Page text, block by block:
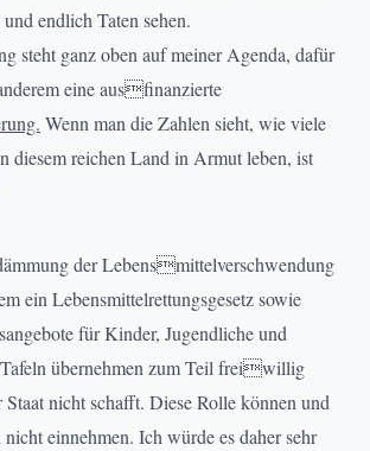
endlich Taten sehen.
steht ganz oben auf meiner Agenda, dafür
eine ausfinanzierte
Wenn man die Zahlen sieht, wie viele
diesem reichen Land in Armut leben, ist
der Lebensmittelverschwendung
ein Lebensmittelrettungsgesetz sowie
für Kinder, Jugendliche und
übernehmen zum Teil freiwillig
nicht schafft. Diese Rolle können und
einnehmen. Ich würde es daher sehr